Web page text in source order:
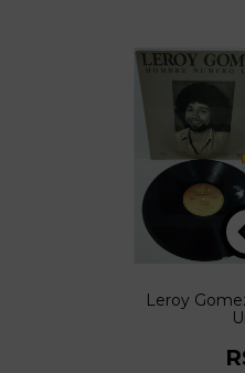
Leroy